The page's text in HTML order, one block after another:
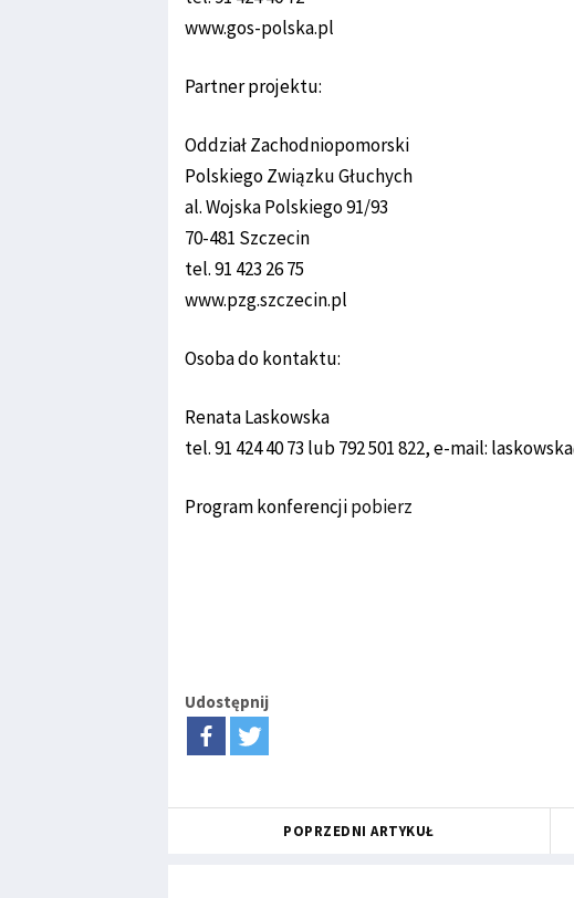
www.gos-polska.pl
Partner projektu:
Oddział Zachodniopomorski
Polskiego Związku Głuchych
al. Wojska Polskiego 91/93
70-481 Szczecin
tel. 91 423 26 75
www.pzg.szczecin.pl
Osoba do kontaktu:
Renata Laskowska
tel. 91 424 40 73 lub 792 501 822, e-mail:
Program konferencjipobierz
Udostępnij
POPRZEDNI ARTYKUŁ